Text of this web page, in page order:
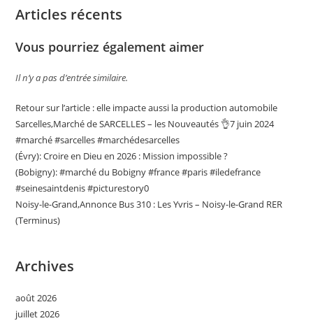
Articles récents
Vous pourriez également aimer
Il n’y a pas d’entrée similaire.
Retour sur l’article : elle impacte aussi la production automobile
Sarcelles,Marché de SARCELLES – les Nouveautés 👌7 juin 2024
#marché #sarcelles #marchédesarcelles
(Évry): Croire en Dieu en 2026 : Mission impossible ?
(Bobigny): #marché du Bobigny #france #paris #iledefrance
#seinesaintdenis #picturestory0
Noisy-le-Grand,Annonce Bus 310 : Les Yvris – Noisy-le-Grand RER
(Terminus)
Archives
août 2026
juillet 2026